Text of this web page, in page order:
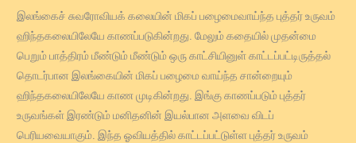
இலங்கைச் சுவரோவியக் கலையின் மிகப் பழைமைவாய்ந்த புத்தர் உருவம்
ஹிந்தகலையிலேயே காணப்படுகின்றது. மேலும் கதையில் முதன்மை
பெறும் பாத்திரம் மீண்டும் மீண்டும் ஒரு காட்சியினுள் காட்டப்பட்டிருத்தல்
தொடர்பான இலங்கையின் மிகப் பழைமை வாய்ந்த சான்றையும்
ஹிந்தகலையிலேயே காண முடிகின்றது. இங்கு காணப்படும் புத்தர்
உருவங்கள் இரண்டும் மனிதனின் இயல்பான அளவை விடப்
பெரியவையாகும். இந்த ஓவியத்தில் காட்டப்பட்டுள்ள புத்தர் உருவம்